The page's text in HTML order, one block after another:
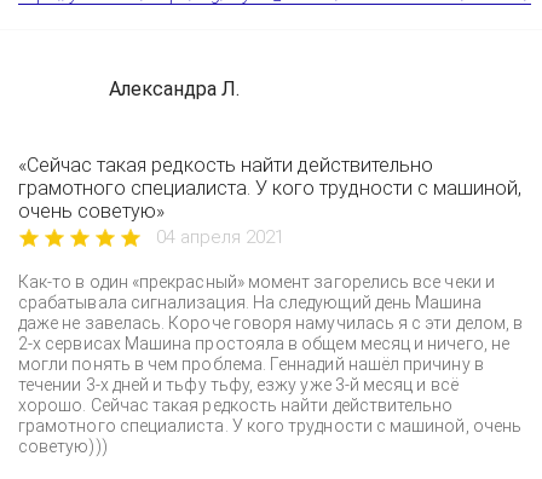
Александра Л.
«Сейчас такая редкость найти действительно
грамотного специалиста. У кого трудности с машиной,
очень советую»
04 апреля 2021
Как-то в один «прекрасный» момент загорелись все чеки и
срабатывала сигнализация. На следующий день Машина
даже не завелась. Короче говоря намучилась я с эти делом, в
2-х сервисах Машина простояла в общем месяц и ничего, не
могли понять в чем проблема. Геннадий нашёл причину в
течении 3-х дней и тьфу тьфу, езжу уже 3-й месяц и всё
хорошо. Сейчас такая редкость найти действительно
грамотного специалиста. У кого трудности с машиной, очень
советую)))